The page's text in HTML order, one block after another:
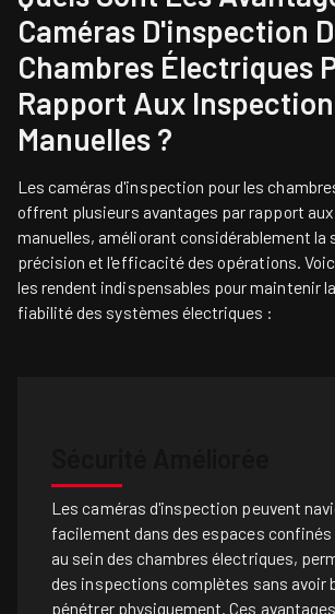
Caméras D'inspection
Chambres Électriques
Rapport Aux
Manuelles ?
Les caméras d'inspection pour les
offrent plusieurs avantages par rapport
manuelles, améliorant considérablement la
précision et l'efficacité des opérations.
les rendent indispensables pour maintenir
fiabilité des systèmes électriques :
Les caméras d'inspection peuvent
facilement dans des espaces confinés
au sein des chambres électriques,
des inspections complètes sans avoir
pénétrer physiquement. Ces